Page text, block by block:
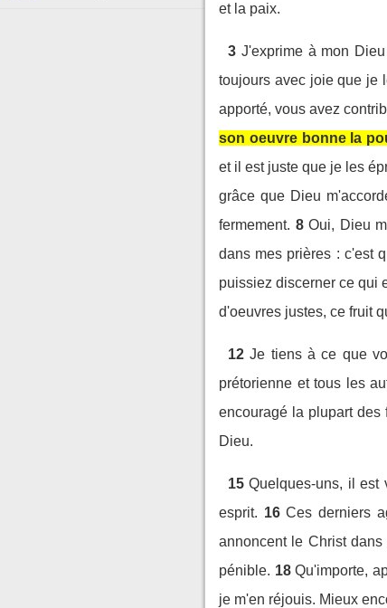
et la paix.
3 J'exprime à mon
toujours avec joie que je
apporté, vous avez
son oeuvre bonne la
et il est juste que je les
grâce que Dieu
fermement. 8 Oui, Dieu
dans mes prières : c'est
puissiez discerner ce qui
d'oeuvres justes, ce fruit
12 Je tiens à ce que
prétorienne et tous les
encouragé la plupart
Dieu.
15 Quelques-uns, il est
esprit. 16 Ces derniers
annoncent le Christ
pénible. 18 Qu'importe,
je m'en réjouis. Mieux